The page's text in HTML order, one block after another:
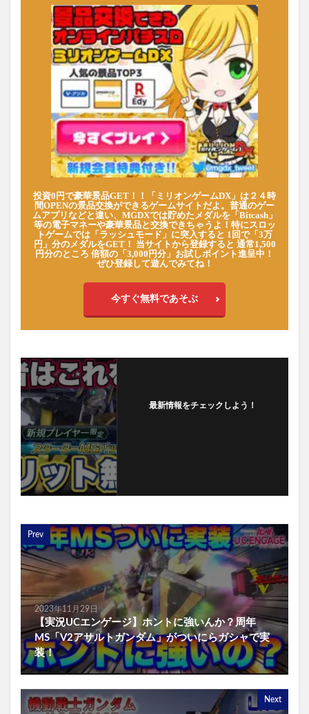
投資0円で豪華景品GET！！「ミリオンゲームDX」は２４時
間OPENの景品交換ができるゲームサイトだよ。普通のゲー
ムアプリなどと違い、MGDXでは貯めたメダルを「Bitcash」
等の電子マネーや豪華景品と交換できちゃうよ！特にスロッ
トゲームでは「ラッシュモード」に突入すると 1回で「3万
円」分のメダルをGET！ 当サイトから登録すると 通常1,500
円分のところ 倍額の「3,000円分」お試しポイント進呈中！
ぜひ登録して遊んでみてね！
今すぐ無料であそぶ
最新情報をチェックしよう！
Prev
2023年11月29日
【実況UCエンゲージ】ホントに強いんか？周年
MS「V2アサルトガンダム」がついにらガシャで実
装！
Next